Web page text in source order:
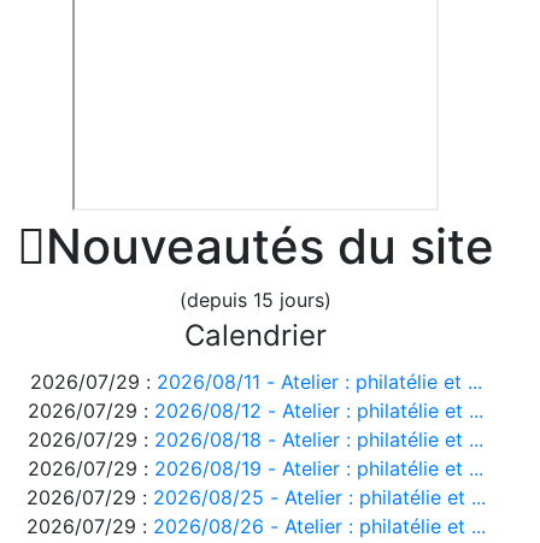
Nouveautés du site
(depuis 15 jours)
Calendrier
2026/07/29 : 2026/08/11 - Atelier : philatélie et ...
2026/07/29 : 2026/08/12 - Atelier : philatélie et ...
2026/07/29 : 2026/08/18 - Atelier : philatélie et ...
2026/07/29 : 2026/08/19 - Atelier : philatélie et ...
2026/07/29 : 2026/08/25 - Atelier : philatélie et ...
2026/07/29 : 2026/08/26 - Atelier : philatélie et ...